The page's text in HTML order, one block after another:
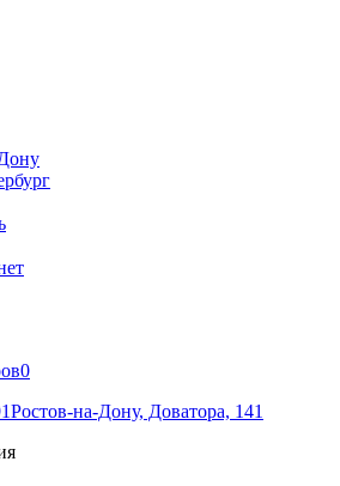
0
Ростов-на-Дону, Доватора, 141